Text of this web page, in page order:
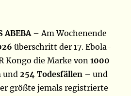
ABEBA– Am Wochenende
überschritt der 17. Ebola-
Kongo die Marke von1000
und254 Todesfällen – und
größte jemals registrierte